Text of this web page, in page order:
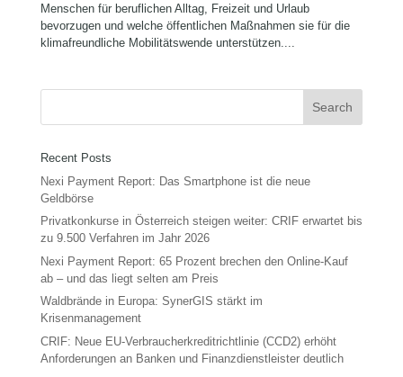
Menschen für beruflichen Alltag, Freizeit und Urlaub
bevorzugen und welche öffentlichen Maßnahmen sie für die
klimafreundliche Mobilitätswende unterstützen....
Recent Posts
Nexi Payment Report: Das Smartphone ist die neue
Geldbörse
Privatkonkurse in Österreich steigen weiter: CRIF erwartet bis
zu 9.500 Verfahren im Jahr 2026
Nexi Payment Report: 65 Prozent brechen den Online-Kauf
ab – und das liegt selten am Preis
Waldbrände in Europa: SynerGIS stärkt im
Krisenmanagement
CRIF: Neue EU-Verbraucherkreditrichtlinie (CCD2) erhöht
Anforderungen an Banken und Finanzdienstleister deutlich